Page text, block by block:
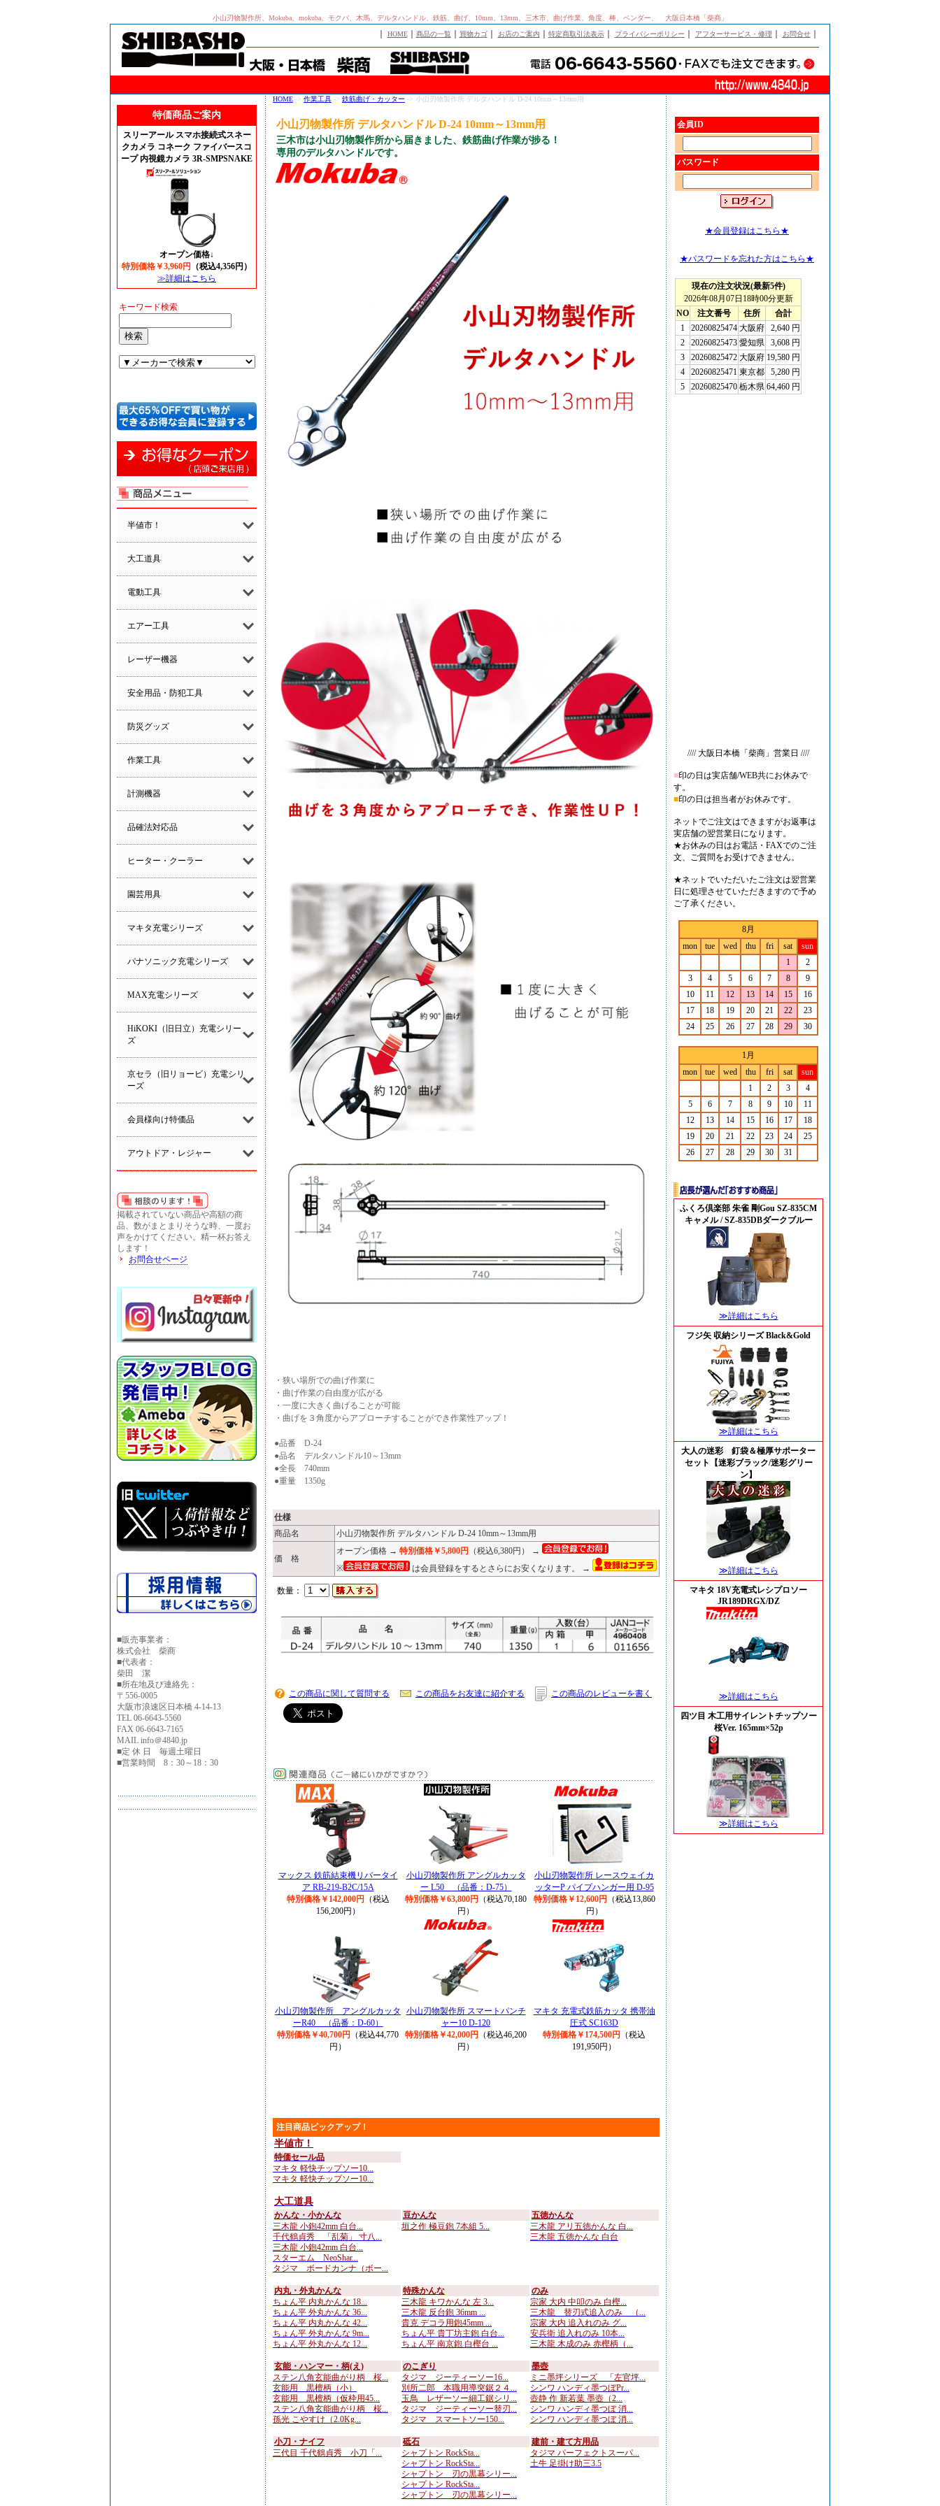
小山刃物製作所、Mokuba、mokuba、モクバ、木馬、デルタハンドル、鉄筋、曲げ、10mm、13mm、三木市、曲げ作業、角度、棒、ベンダー、 大阪日本橋「柴商」
HOME｜ 商品の一覧 買物カゴ｜ お店のご案内 特定商取引法表示｜ プライバシーポリシー アフターサービス・修理 お問合せ｜
特価商品ご案内
スリーアール スマホ接続式スネー
クカメラ コネーク ファイバースコ
ープ 内視鏡カメラ 3R-SMPSNAKE
オープン価格↓
特別価格￥3,960円
（税込4,356円）
≫詳細はこちら
キーワード検索
半値市！
大工道具
電動工具
エアー工具
レーザー機器
安全用品・防犯工具
防災グッズ
作業工具
計測機器
品確法対応品
ヒーター・クーラー
園芸用具
マキタ充電シリーズ
パナソニック充電シリーズ
MAX充電シリーズ
HiKOKI（旧日立）充電シリー
ズ
京セラ（旧リョービ）充電シリ
ーズ
会員様向け特価品
アウトドア・レジャー
掲載されていない商品や高額の商
品、数がまとまりそうな時、一度お
声をかけてください。精一杯お答え
します！
お問合せページ
■販売事業者：
株式会社 柴商
■代表者：
柴田 潔
■所在地及び連絡先：
〒556-0005
大阪市浪速区日本橋 4-14-13
TEL 06-6643-5560
FAX 06-6643-7165
MAIL info＠4840.jp
■定 休 日 毎週土曜日
■営業時間 8：30～18：30
HOME -> 作業工具 -> 鉄筋曲げ・カッター -> 小山刃物製作所 デルタハンドル D-24 10mm～13mm用
小山刃物製作所 デルタハンドル D-24 10mm～13mm用
三木市は小山刃物製作所から届きました、鉄筋曲げ作業が捗る！
専用のデルタハンドルです。
・狭い場所での曲げ作業に
・曲げ作業の自由度が広がる
・一度に大きく曲げることが可能
・曲げを３角度からアプローチすることができ作業性アップ！
●品番 D-24
●品名 デルタハンドル10～13mm
●全長 740mm
●重量 1350g
仕様
商品名
小山刃物製作所 デルタハンドル D-24 10mm～13mm用
価 格
オープン価格 → 特別価格￥5,800円
（税込6,380円） →
※
は会員登録をするとさらにお安くなります。 →
数量：
この商品に関して質問する この商品をお友達に紹介する この商品のレビューを書く
マックス 鉄筋結束機リバータイ
ア RB-219-B2C/15A
特別価格￥142,000円
（税込
156,200円）
小山刃物製作所 アングルカッタ
ー L50 （品番：D-75）
特別価格￥63,800円
（税込70,180
円）
小山刃物製作所 レースウェイカ
ッターP パイプハンガー用 D-95
特別価格￥12,600円
（税込13,860
円）
小山刃物製作所 アングルカッタ
ーR40 （品番：D-60）
特別価格￥40,700円
（税込44,770
円）
小山刃物製作所 スマートパンチ
ャー10 D-120
特別価格￥42,000円
（税込46,200
円）
マキタ 充電式鉄筋カッタ 携帯油
圧式 SC163D
特別価格￥174,500円
（税込
191,950円）
注目商品ピックアップ！
半値市！
特価セール品
マキタ 軽快チップソー10...
マキタ 軽快チップソー10...
大工道具
かんな・小かんな
三木龍 小鉋42mm 白台...
千代鶴貞秀 「乱菊」 寸八...
三木龍 小鉋42mm 白台...
スターエム NeoShar...
タジマ ボードカンナ（ボー...
豆かんな
垣之作 極豆鉋 7本組 5...
五徳かんな
三木龍 アリ五徳かんな 白...
三木龍 五徳かんな 白台
内丸・外丸かんな
ちょん平 内丸かんな 18...
ちょん平 外丸かんな 36...
ちょん平 内丸かんな 42...
ちょん平 外丸かんな 9m...
ちょん平 外丸かんな 12...
特殊かんな
三木龍 キワかんな 左 3...
三木龍 反台鉋 36mm ...
貴克 デコラ用鉋45mm ...
ちょん平 貴丁坊主鉋 白台...
ちょん平 南京鉋 白樫台 ...
のみ
宗家 大内 中叩のみ 白樫...
三木龍 替刃式追入のみ （...
宗家 大内 追入れのみ グ...
安兵衛 追入れのみ 10本...
三木龍 木成のみ 赤樫柄（...
玄能・ハンマー・柄(え)
ステン八角玄能曲がり柄 桜...
玄能用 黒檀柄（小）
玄能用 黒檀柄（仮枠用45...
ステン八角玄能曲がり柄 桜...
孫光 こやすけ（2.0Kg...
のこぎり
タジマ ジーティーソー16...
別所二郎 本職用導突鋸２４...
玉鳥 レザーソー細工鋸シリ...
タジマ ジーティーソー替刃...
タジマ スマートソー150...
墨壺
ミニ墨坪シリーズ 「左官坪...
シンワ ハンディ墨つぼPr...
壺静 作 新若葉 墨壺（2...
シンワ ハンディ墨つぼ 消...
シンワ ハンディ墨つぼ 消...
小刀・ナイフ
三代目 千代鶴貞秀 小刀「...
砥石
シャプトン RockSta...
シャプトン RockSta...
シャプトン 刃の黒幕シリー...
シャプトン RockSta...
シャプトン 刃の黒幕シリー...
建前・建て方用品
タジマ パーフェクトスーパ...
土牛 足掛け助三3.5
会員ID
パスワード
★会員登録はこちら★
★パスワードを忘れた方はこちら★
//// 大阪日本橋「柴商」営業日 ////
■印の日は実店舗/WEB共にお休みで
す。
■印の日は担当者がお休みです。
ネットでご注文はできますがお返事は
実店舗の翌営業日になります。
★お休みの日はお電話・FAXでのご注
文、ご質問をお受けできません。
★ネットでいただいたご注文は翌営業
日に処理させていただきますので予め
ご了承ください。
8月
mon
tue wed thu fri sat
sun
1
2
3
4 5 6 7 8
9
10
11 12 13 14 15
16
17
18 19 20 21 22
23
24
25 26 27 28 29 30
1月
mon
tue wed thu fri sat
sun
1
2 3
4
5
6 7 8 9 10
11
12
13 14 15 16 17
18
19
20 21 22 23 24
25
26
27 28 29 30 31
ふくろ倶楽部 朱雀 剛Gou SZ-835CM
キャメル / SZ-835DBダークブルー
≫詳細はこちら
フジ矢 収納シリーズ Black&Gold
≫詳細はこちら
大人の迷彩 釘袋＆極厚サポーター
セット【迷彩ブラック/迷彩グリー
ン】
≫詳細はこちら
マキタ 18V充電式レシプロソー
JR189DRGX/DZ
≫詳細はこちら
四ツ目 木工用サイレントチップソー
桜Ver. 165mm×52p
≫詳細はこちら